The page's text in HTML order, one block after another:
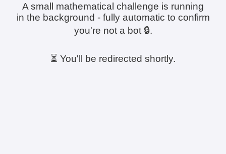
A small mathematical challenge is running
in the background - fully automatic to confirm
you're not a bot 🔒.
⏳ You'll be redirected shortly.